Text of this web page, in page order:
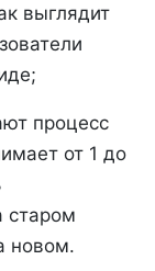
выглядит
процесс
от 1 до
старом
новом.